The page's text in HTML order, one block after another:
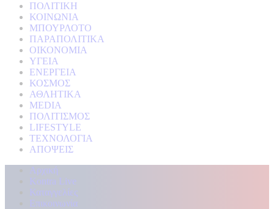
ΠΟΛΙΤΙΚΗ
ΚΟΙΝΩΝΙΑ
ΜΠΟΥΡΛΟΤΟ
ΠΑΡΑΠΟΛΙΤΙΚΑ
ΟΙΚΟΝΟΜΙΑ
ΥΓΕΙΑ
ΕΝΕΡΓΕΙΑ
ΚΟΣΜΟΣ
ΑΘΛΗΤΙΚΑ
MEDIA
ΠΟΛΙΤΙΣΜΟΣ
LIFESTYLE
ΤΕΧΝΟΛΟΓΙΑ
ΑΠΟΨΕΙΣ
Αρχική
Kontra Live
Καταγγελίες
Επικοινωνία